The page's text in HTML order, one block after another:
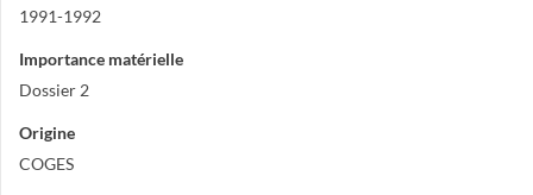
1991-1992
Importance matérielle
Dossier 2
Origine
COGES